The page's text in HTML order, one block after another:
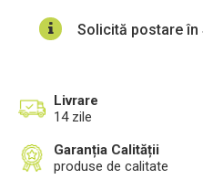
Solicită postare în
Livrare
14 zile
Garanția Calității
produse de calitate